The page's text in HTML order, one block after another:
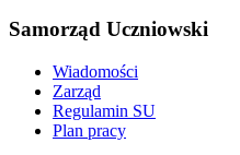
Samorząd Uczniowski
Wiadomości
Zarząd
Regulamin SU
Plan pracy